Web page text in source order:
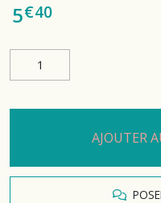
5€40
AJOUTER